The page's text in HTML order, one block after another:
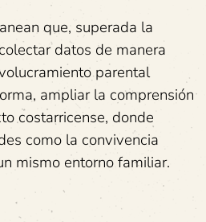
que, superada la
datos de manera
parental
ampliar la comprensión
costarricense, donde
como la convivencia
mismo entorno familiar.